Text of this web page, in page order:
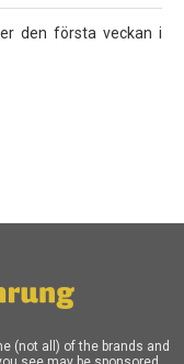
den första veckan i
(not all) of the brands and